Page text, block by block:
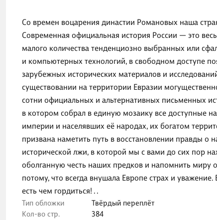
Со времен воцарения династии Романовых наша
Современная официальная история России — это
малого количества тенденциозно выбранных или
и компьютерных технологий, в свободном доступе
зарубежных исторических материалов и
существовании на территории Евразии
сотни официальных и альтернативных письменных
в котором собрал в единую мозаику все доступные
империи и населявших её народах, их богатом
призвана наметить путь в восстановлении правды
исторической лжи, в которой мы с вами до сих пор
оболганную честь наших предков и напомнить миру
потому, что всегда внушала Европе страх и
есть чем гордиться! . .
Тип обложки
Твёрдый переплёт
Кол-во стр.
384